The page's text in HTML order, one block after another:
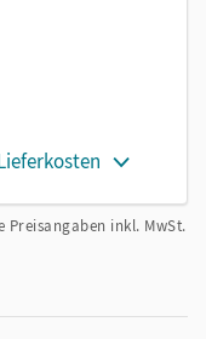
Preisangaben inkl. MwSt.